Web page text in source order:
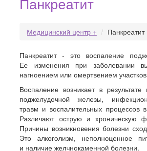
Медицинский центр + Панкреатит
Панкреатит - это воспаление
Ее изменения при заболевании
нагноением или омертвением
Воспаление возникает в
поджелудочной железы,
травм и воспалительных процессов
Различают острую и хроническую
Причины возникновения болезни
Это алкоголизм, неполноценное
и наличие желчнокаменной болезни.